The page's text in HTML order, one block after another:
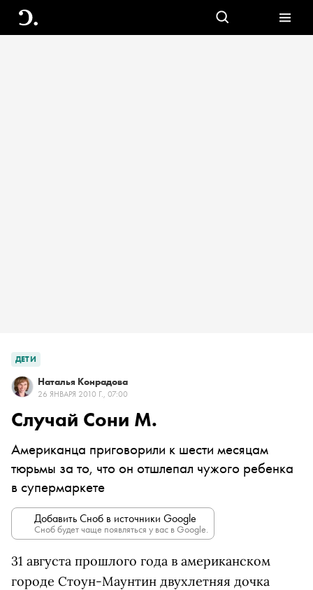
ДЕТИ
Наталья Конрадова
26 ЯНВАРЯ 2010 Г., 07:00
Случай Сони М.
Американца приговорили к шести месяцам
тюрьмы за то, что он отшлепал чужого ребенка
в супермаркете
Добавить Сноб в источники Google
Сноб будет чаще появляться у вас в Google.
31 августа прошлого года в американском
городе Стоун-Маунтин двухлетняя дочка